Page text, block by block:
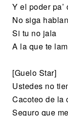
Y el poder
No siga
Si tu no jala
A la que te
[Guelo Star]
Ustedes no
Cacoteo de la
Seguro que